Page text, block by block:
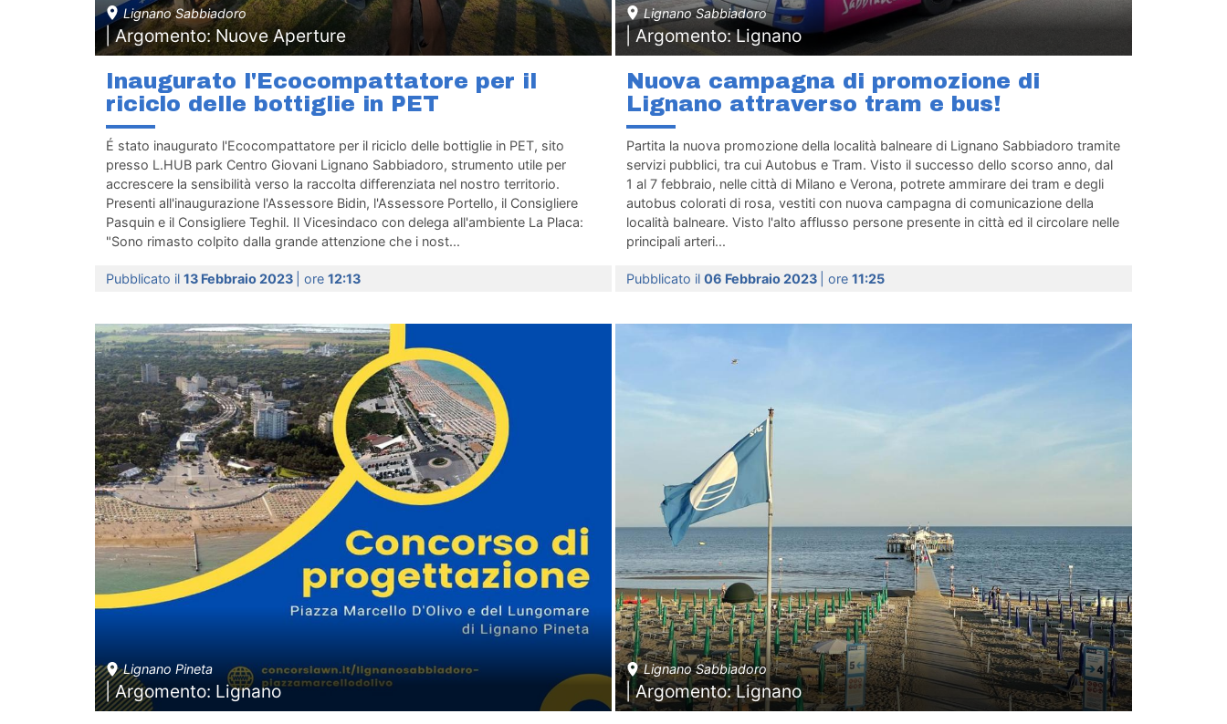
Lignano Sabbiadoro
| Argomento: Nuove Aperture
Inaugurato l'Ecocompattatore per il
riciclo delle bottiglie in PET
É stato inaugurato l'Ecocompattatore per il riciclo delle bottiglie in PET, sito
presso L.HUB park Centro Giovani Lignano Sabbiadoro, strumento utile per
accrescere la sensibilità verso la raccolta differenziata nel nostro territorio.
Presenti all'inaugurazione l'Assessore Bidin, l'Assessore Portello, il Consigliere
Pasquin e il Consigliere Teghil. Il Vicesindaco con delega all'ambiente La Placa:
"Sono rimasto colpito dalla grande attenzione che i nost...
Pubblicato il 13 Febbraio 2023 | ore 12:13
Lignano Sabbiadoro
| Argomento: Lignano
Nuova campagna di promozione di
Lignano attraverso tram e bus!
Partita la nuova promozione della località balneare di Lignano Sabbiadoro tramite
servizi pubblici, tra cui Autobus e Tram. Visto il successo dello scorso anno, dal
1 al 7 febbraio, nelle città di Milano e Verona, potrete ammirare dei tram e degli
autobus colorati di rosa, vestiti con nuova campagna di comunicazione della
località balneare. Visto l'alto afflusso persone presente in città ed il circolare nelle
principali arteri...
Pubblicato il 06 Febbraio 2023 | ore 11:25
Lignano Pineta
| Argomento: Lignano
Lignano Sabbiadoro
| Argomento: Lignano